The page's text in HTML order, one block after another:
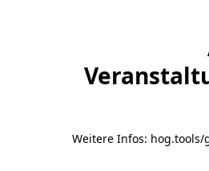
Weitere Infos: